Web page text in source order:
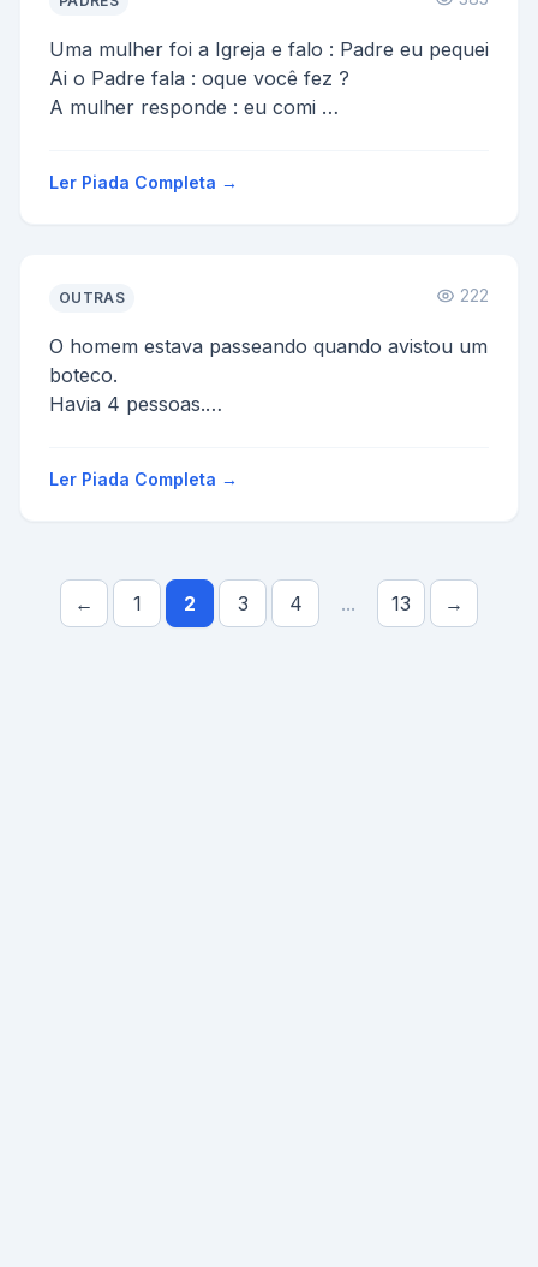
Uma mulher foi a Igreja e falo : Padre eu pequei
Ai o Padre fala : oque você fez ?
A mulher responde : eu comi
Ler Piada Completa →
OUTRAS 222
O homem estava passeando quando avistou um
boteco.
Havia 4 pessoas.
_E pediu:
Ler Piada Completa →
← 1 2 3 4 ... 13 →